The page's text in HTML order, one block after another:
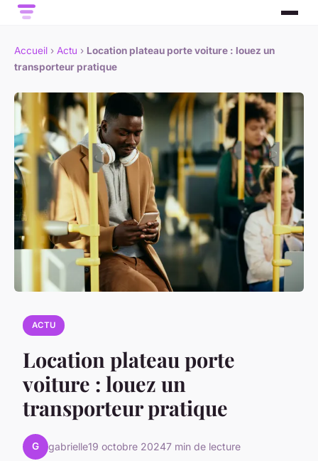
Accueil › Actu › Location plateau porte voiture : louez un
transporteur pratique
ACTU
Location plateau porte
voiture : louez un
transporteur pratique
G gabrielle19 octobre 20247 min de lecture